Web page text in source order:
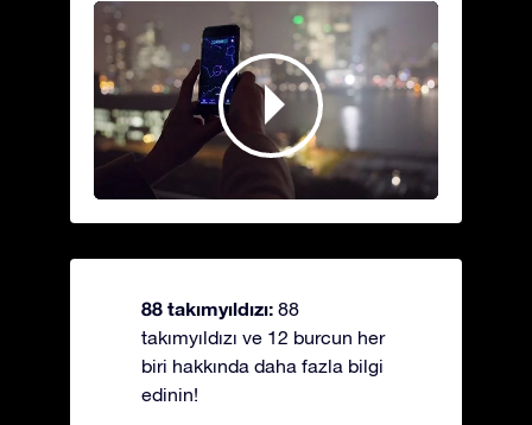
88 takımyıldızı: 88
takımyıldızı ve 12 burcun her
biri hakkında daha fazla bilgi
edinin!